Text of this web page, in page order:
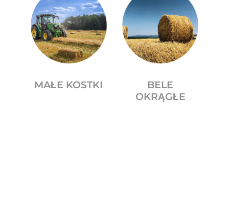
MAŁE KOSTKI
BELE
OKRĄGŁE